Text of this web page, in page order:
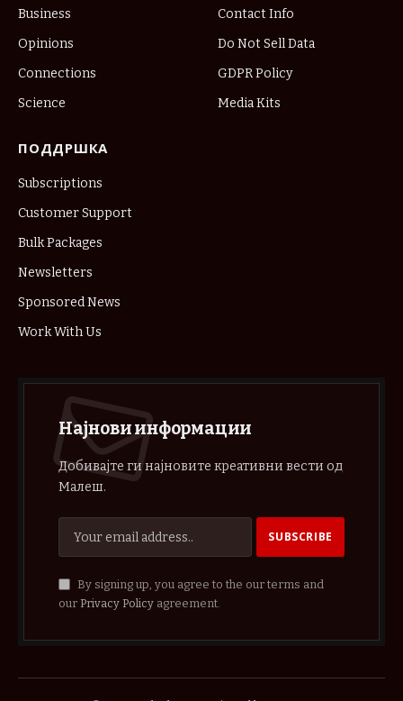
Business
Opinions
Connections
Science
Contact Info
Do Not Sell Data
GDPR Policy
Media Kits
ПОДДРШКА
Subscriptions
Customer Support
Bulk Packages
Newsletters
Sponsored News
Work With Us
Најнови информации
Добивајте ги најновите креативни вести од
Малеш.
By signing up, you agree to the our terms and
our Privacy Policyagreement.